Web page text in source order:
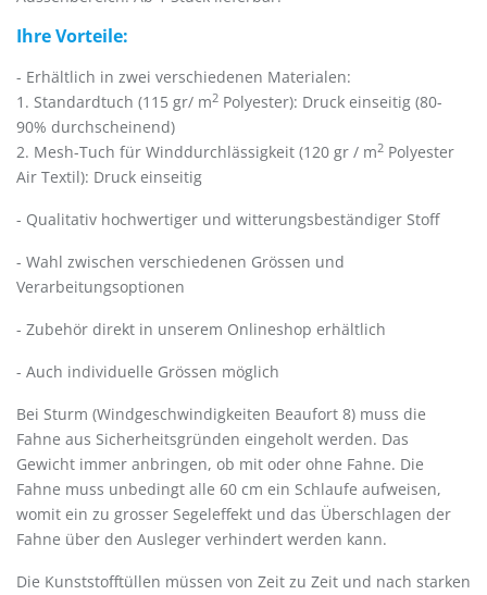
Ihre Vorteile:
- Erhältlich in zwei verschiedenen Materialen:
1. Standardtuch (115 gr/ m2 Polyester): Druck einseitig (80-
90% durchscheinend)
2. Mesh-Tuch für Winddurchlässigkeit (120 gr / m2 Polyester
Air Textil): Druck einseitig
- Qualitativ hochwertiger und witterungsbeständiger Stoff
- Wahl zwischen verschiedenen Grössen und
Verarbeitungsoptionen
- Zubehör direkt in unserem Onlineshop erhältlich
- Auch individuelle Grössen möglich
Bei Sturm (Windgeschwindigkeiten Beaufort 8) muss die
Fahne aus Sicherheitsgründen eingeholt werden. Das
Gewicht immer anbringen, ob mit oder ohne Fahne. Die
Fahne muss unbedingt alle 60 cm ein Schlaufe aufweisen,
womit ein zu grosser Segeleffekt und das Überschlagen der
Fahne über den Ausleger verhindert werden kann.
Die Kunststofftüllen müssen von Zeit zu Zeit und nach starken